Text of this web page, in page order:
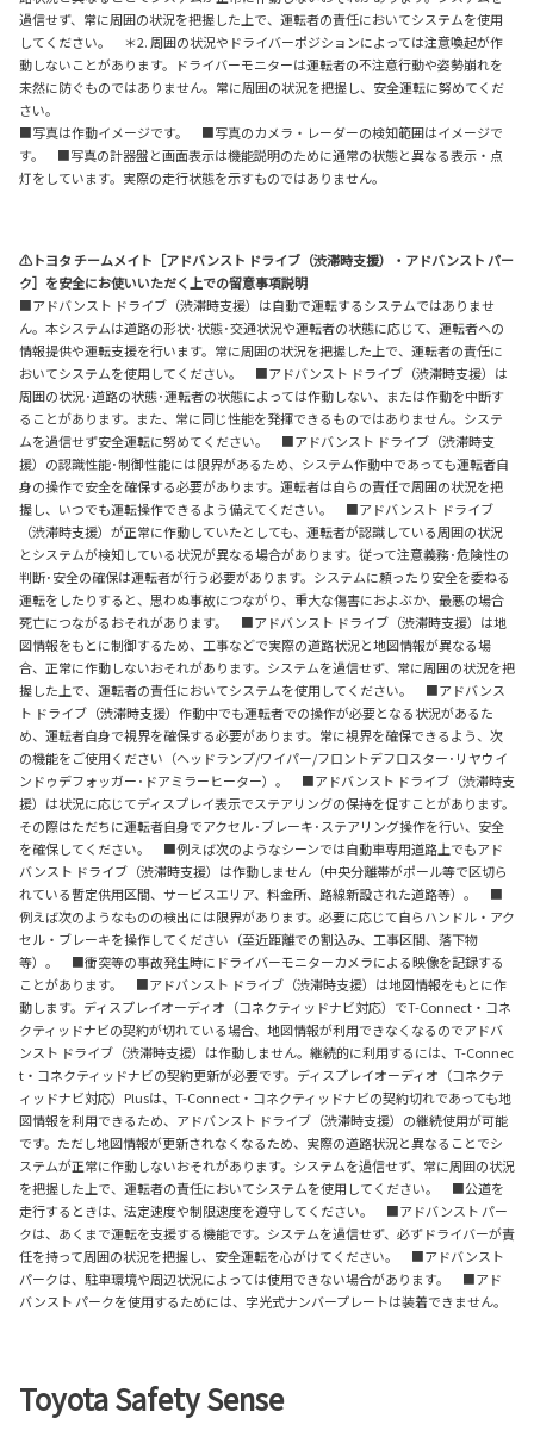
過信せず、常に周囲の状況を把握した上で、運転者の責任においてシステムを使用
してください。 ＊2. 周囲の状況やドライバーポジションによっては注意喚起が作
動しないことがあります。ドライバーモニターは運転者の不注意行動や姿勢崩れを
未然に防ぐものではありません。常に周囲の状況を把握し、安全運転に努めてくだ
さい。
■写真は作動イメージです。 ■写真のカメラ・レーダーの検知範囲はイメージで
す。 ■写真の計器盤と画面表示は機能説明のために通常の状態と異なる表示・点
灯をしています。実際の走行状態を示すものではありません。
⚠トヨタ チームメイト［アドバンスト ドライブ（渋滞時支援）・アドバンスト パー
ク］を安全にお使いいただく上での留意事項説明
■アドバンスト ドライブ（渋滞時支援）は自動で運転するシステムではありませ
ん。本システムは道路の形状･状態･交通状況や運転者の状態に応じて、運転者への
情報提供や運転支援を行います。常に周囲の状況を把握した上で、運転者の責任に
おいてシステムを使用してください。 ■アドバンスト ドライブ（渋滞時支援）は
周囲の状況･道路の状態･運転者の状態によっては作動しない、または作動を中断す
ることがあります。また、常に同じ性能を発揮できるものではありません。システ
ムを過信せず安全運転に努めてください。 ■アドバンスト ドライブ（渋滞時支
援）の認識性能･制御性能には限界があるため、システム作動中であっても運転者自
身の操作で安全を確保する必要があります。運転者は自らの責任で周囲の状況を把
握し、いつでも運転操作できるよう備えてください。 ■アドバンスト ドライブ
（渋滞時支援）が正常に作動していたとしても、運転者が認識している周囲の状況
とシステムが検知している状況が異なる場合があります。従って注意義務･危険性の
判断･安全の確保は運転者が行う必要があります。システムに頼ったり安全を委ねる
運転をしたりすると、思わぬ事故につながり、重大な傷害におよぶか、最悪の場合
死亡につながるおそれがあります。 ■アドバンスト ドライブ（渋滞時支援）は地
図情報をもとに制御するため、工事などで実際の道路状況と地図情報が異なる場
合、正常に作動しないおそれがあります。システムを過信せず、常に周囲の状況を把
握した上で、運転者の責任においてシステムを使用してください。 ■アドバンス
ト ドライブ（渋滞時支援）作動中でも運転者での操作が必要となる状況があるた
め、運転者自身で視界を確保する必要があります。常に視界を確保できるよう、次
の機能をご使用ください（ヘッドランプ/ワイパー/フロントデフロスター･リヤウイ
ンドゥデフォッガー･ドアミラーヒーター）。 ■アドバンスト ドライブ（渋滞時支
援）は状況に応じてディスプレイ表示でステアリングの保持を促すことがあります。
その際はただちに運転者自身でアクセル･ブレーキ･ステアリング操作を行い、安全
を確保してください。 ■例えば次のようなシーンでは自動車専用道路上でもアド
バンスト ドライブ（渋滞時支援）は作動しません（中央分離帯がポール等で区切ら
れている暫定供用区間、サービスエリア、料金所、路線新設された道路等）。 ■
例えば次のようなものの検出には限界があります。必要に応じて自らハンドル・アク
セル・ブレーキを操作してください（至近距離での割込み、工事区間、落下物
等）。 ■衝突等の事故発生時にドライバーモニターカメラによる映像を記録する
ことがあります。 ■アドバンスト ドライブ（渋滞時支援）は地図情報をもとに作
動します。ディスプレイオーディオ（コネクティッドナビ対応）でT-Connect・コネ
クティッドナビの契約が切れている場合、地図情報が利用できなくなるのでアドバ
ンスト ドライブ（渋滞時支援）は作動しません。継続的に利用するには、T-Connec
t・コネクティッドナビの契約更新が必要です。ディスプレイオーディオ（コネクテ
ィッドナビ対応）Plusは、T-Connect・コネクティッドナビの契約切れであっても地
図情報を利用できるため、アドバンスト ドライブ（渋滞時支援）の継続使用が可能
です。ただし地図情報が更新されなくなるため、実際の道路状況と異なることでシ
ステムが正常に作動しないおそれがあります。システムを過信せず、常に周囲の状況
を把握した上で、運転者の責任においてシステムを使用してください。 ■公道を
走行するときは、法定速度や制限速度を遵守してください。 ■アドバンスト パー
クは、あくまで運転を支援する機能です。システムを過信せず、必ずドライバーが責
任を持って周囲の状況を把握し、安全運転を心がけてください。 ■アドバンスト
パークは、駐車環境や周辺状況によっては使用できない場合があります。 ■アド
バンスト パークを使用するためには、字光式ナンバープレートは装着できません。
Toyota Safety Sense